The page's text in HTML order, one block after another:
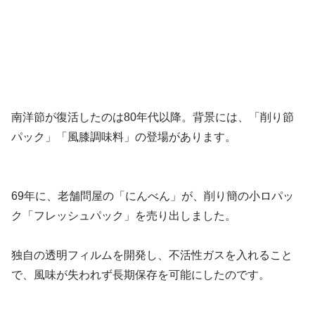
南洋節が復活したのは80年代以降。背景には、「削り節
パック」「風膝調味料」の登場があります。
69年に、老舗問屋の「にんべん」が、削り簡の小ロパッ
ク「フレッシュパック」を売り出しました。
独自の透明フィルムを開発し、不活性ガスを入れること
で、風味が失われず長期保存を可能にしたのです。